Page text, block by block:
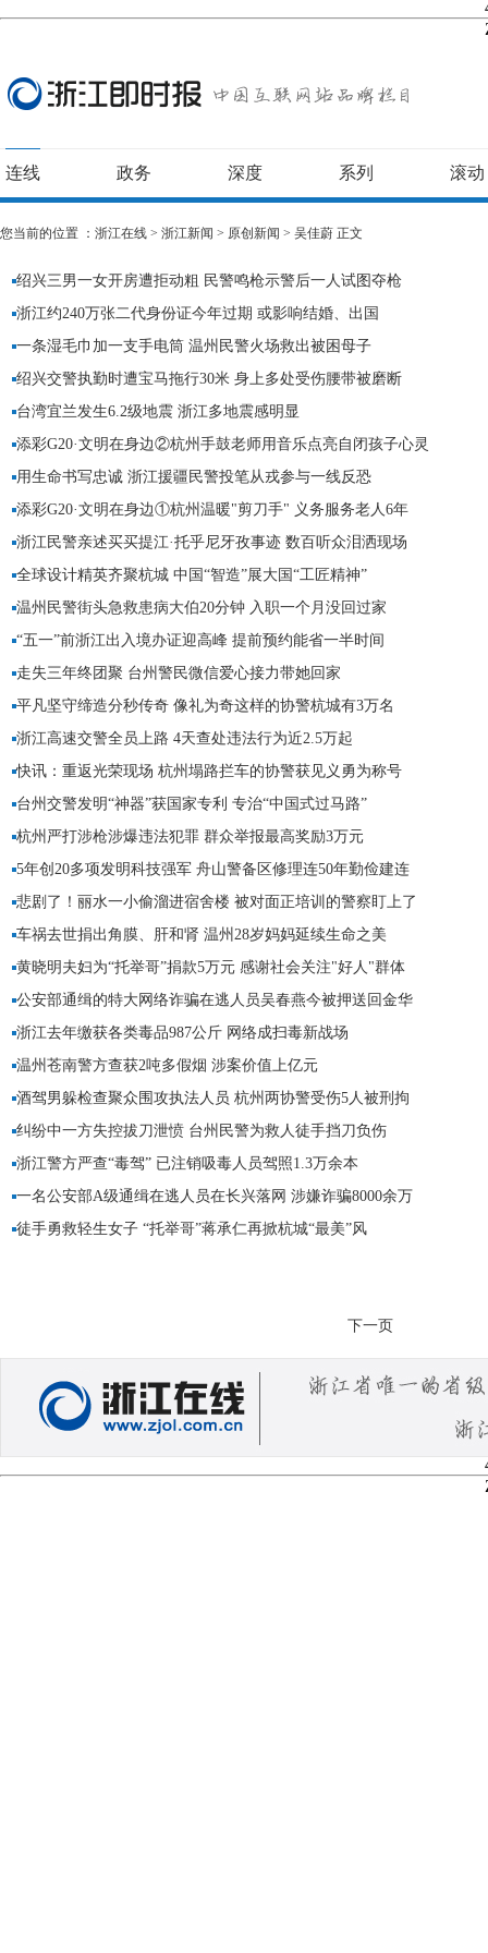
连线 政务 深度 系列 滚动
您当前的位置 ： 浙江在线 > 浙江新闻 > 原创新闻 > 吴佳蔚 正文
绍兴三男一女开房遭拒动粗 民警鸣枪示警后一人试图夺枪
浙江约240万张二代身份证今年过期 或影响结婚、出国
一条湿毛巾加一支手电筒 温州民警火场救出被困母子
绍兴交警执勤时遭宝马拖行30米 身上多处受伤腰带被磨断
台湾宜兰发生6.2级地震 浙江多地震感明显
添彩G20·文明在身边②杭州手鼓老师用音乐点亮自闭孩子心灵
用生命书写忠诚 浙江援疆民警投笔从戎参与一线反恐
添彩G20·文明在身边①杭州温暖"剪刀手" 义务服务老人6年
浙江民警亲述买买提江·托乎尼牙孜事迹 数百听众泪洒现场
全球设计精英齐聚杭城 中国“智造”展大国“工匠精神”
温州民警街头急救患病大伯20分钟 入职一个月没回过家
“五一”前浙江出入境办证迎高峰 提前预约能省一半时间
走失三年终团聚 台州警民微信爱心接力带她回家
平凡坚守缔造分秒传奇 像礼为奇这样的协警杭城有3万名
浙江高速交警全员上路 4天查处违法行为近2.5万起
快讯：重返光荣现场 杭州塌路拦车的协警获见义勇为称号
台州交警发明“神器”获国家专利 专治“中国式过马路”
杭州严打涉枪涉爆违法犯罪 群众举报最高奖励3万元
5年创20多项发明科技强军 舟山警备区修理连50年勤俭建连
悲剧了！丽水一小偷溜进宿舍楼 被对面正培训的警察盯上了
车祸去世捐出角膜、肝和肾 温州28岁妈妈延续生命之美
黄晓明夫妇为“托举哥”捐款5万元 感谢社会关注"好人"群体
公安部通缉的特大网络诈骗在逃人员吴春燕今被押送回金华
浙江去年缴获各类毒品987公斤 网络成扫毒新战场
温州苍南警方查获2吨多假烟 涉案价值上亿元
酒驾男躲检查聚众围攻执法人员 杭州两协警受伤5人被刑拘
纠纷中一方失控拔刀泄愤 台州民警为救人徒手挡刀负伤
浙江警方严查“毒驾” 已注销吸毒人员驾照1.3万余本
一名公安部A级通缉在逃人员在长兴落网 涉嫌诈骗8000余万
徒手勇救轻生女子 “托举哥”蒋承仁再掀杭城“最美”风
下一页